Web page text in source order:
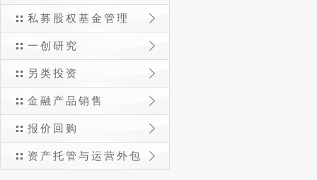
私募股权基金管理
一创研究
另类投资
金融产品销售
报价回购
资产托管与运营外包